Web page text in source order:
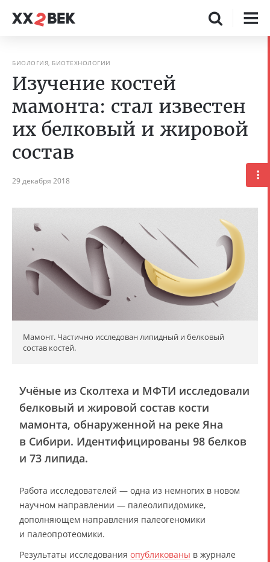
БИОЛОГИЯ, БИОТЕХНОЛОГИИ
Изучение костей
мамонта: стал известен
их белковый и жировой
состав
29 декабря 2018
Мамонт. Частично исследован липидный и белковый
состав костей.
Учёные из Сколтеха и МФТИ исследовали
белковый и жировой состав кости
мамонта, обнаруженной на реке Яна
в Сибири. Идентифицированы 98 белков
и 73 липида.
Работа исследователей — одна из немногих в новом
научном направлении — палеолипидомике,
дополняющем направления палеогеномики
и палеопротеомики.
Результаты исследования опубликованы в журнале